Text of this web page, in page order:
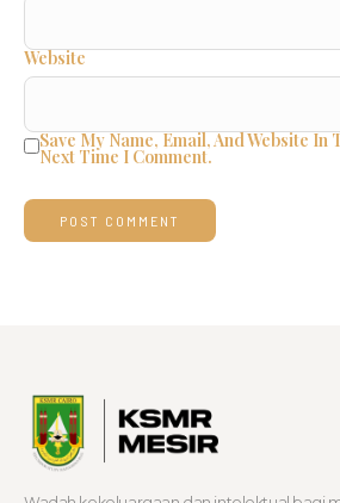
Website
Save My Name, Email, And Website
Next Time I Comment.